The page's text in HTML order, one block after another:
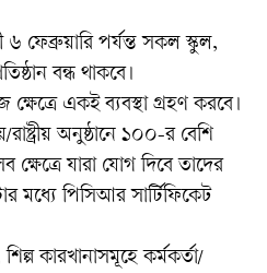
ফেব্রুয়ারি পর্যন্ত সকল স্কুল,
বন্ধ থাকবে।
একই ব্যবস্থা গ্রহণ করবে।
অনুষ্ঠানে ১০০-র বেশি
যারা যোগ দিবে তাদের
মধ্যে পিসিআর সার্টিফিকেট
কারখানাসমূহে কর্মকর্তা/